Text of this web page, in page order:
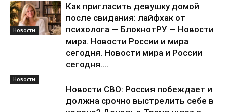
Новости
Как пригласить девушку домой
после свидания: лайфхак от
психолога — БлокнотРУ — Новости
мира. Новости России и мира
сегодня. Новости мира и России
сегодня....
Новости
Новости СВО: Россия побеждает и
должна срочно выстрелить себе в